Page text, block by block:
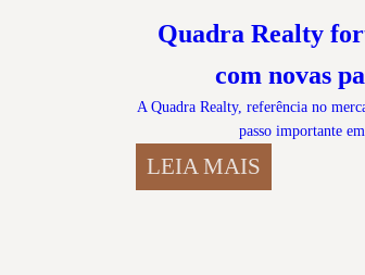
Quadra Realty
com novas
A Quadra Realty, referência no
passo importante
LEIA MAIS